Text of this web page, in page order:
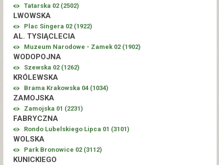
Tatarska 02 (2502)
LWOWSKA
Plac Singera 02 (1922)
AL. TYSIĄCLECIA
Muzeum Narodowe - Zamek 02 (1902)
WODOPOJNA
Szewska 02 (1262)
KRÓLEWSKA
Brama Krakowska 04 (1034)
ZAMOJSKA
Zamojska 01 (2231)
FABRYCZNA
Rondo Lubelskiego Lipca 01 (3101)
WOLSKA
Park Bronowice 02 (3112)
KUNICKIEGO